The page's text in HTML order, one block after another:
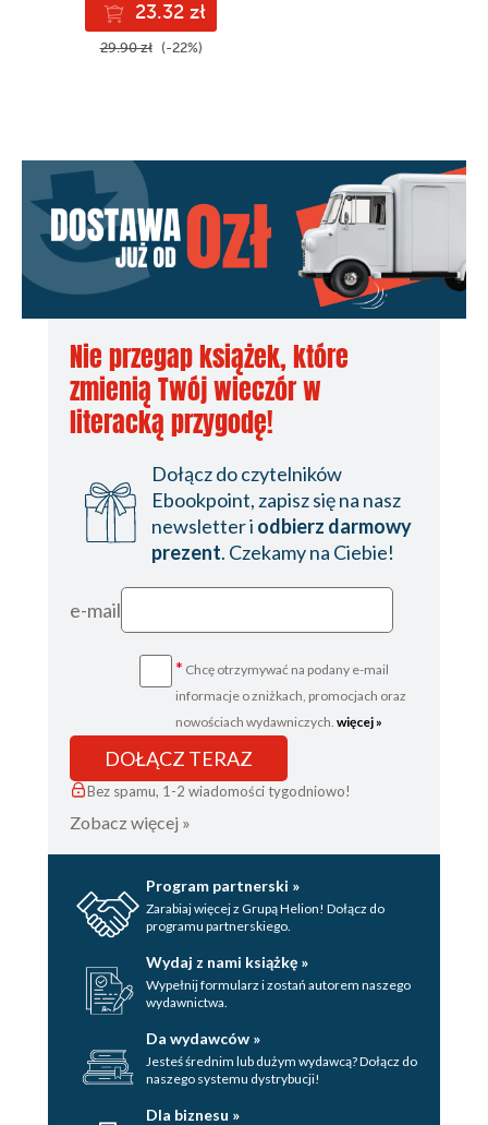
23.32 zł
29.90 zł (-22%)
Nie przegap książek, które
zmienią Twój wieczór w
literacką przygodę!
Dołącz do czytelników
Ebookpoint, zapisz się na nasz
newsletter i odbierz darmowy
prezent. Czekamy na Ciebie!
e-mail
* Chcę otrzymywać na podany e-mail
informacje o zniżkach, promocjach oraz
nowościach wydawniczych. więcej »
DOŁĄCZ TERAZ
Bez spamu, 1-2 wiadomości tygodniowo!
Zobacz więcej »
Program partnerski »
Zarabiaj więcej z Grupą Helion! Dołącz do
programu partnerskiego.
Wydaj z nami książkę »
Wypełnij formularz i zostań autorem naszego
wydawnictwa.
Da wydawców »
Jesteś średnim lub dużym wydawcą? Dołącz do
naszego systemu dystrybucji!
Dla biznesu »